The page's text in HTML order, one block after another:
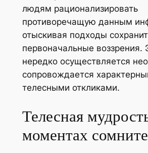
людям рационализировать
противоречащую данным
отыскивая подходы
первоначальные воззрения.
нередко осуществляется
сопровождается
телесными откликами.
Телесная
моментах